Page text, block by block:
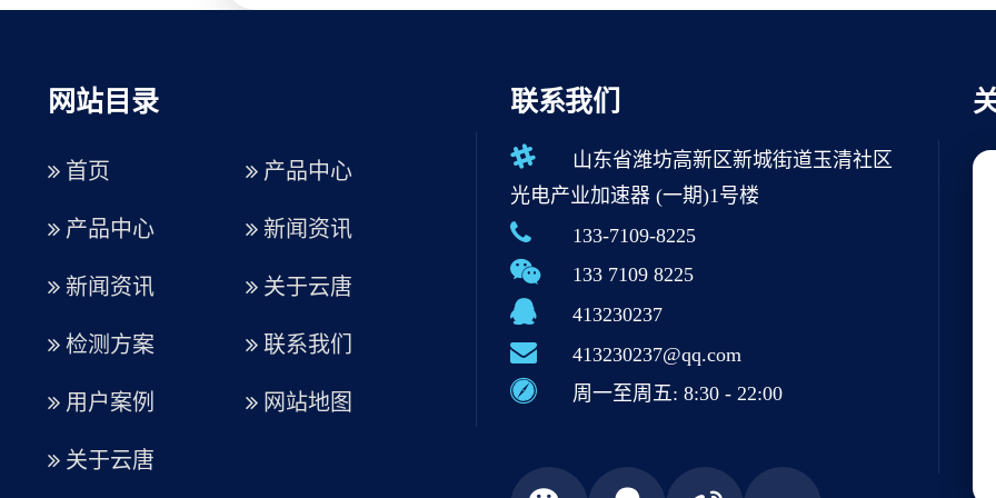
网站目录
首页
产品中心
新闻资讯
检测方案
用户案例
关于云唐
产品中心
新闻资讯
关于云唐
联系我们
网站地图
联系我们
山东省潍坊高新区新城街道玉清社区
光电产业加速器 (一期)1号楼
133-7109-8225
133 7109 8225
413230237
413230237@qq.com
周一至周五: 8:30 - 22:00